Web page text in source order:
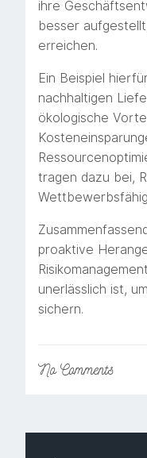
ihre
besser
erreichen.
Ein Beispiel
nachhaltigen
ökologische
tragen dazu bei,
proaktive
unerlässlich ist,
sichern.
NoComments